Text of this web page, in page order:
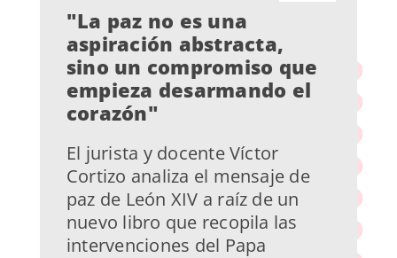
"La paz no es una
aspiración abstracta,
sino un compromiso que
empieza desarmando el
corazón"
El jurista y docente Víctor
Cortizo analiza el mensaje de
paz de León XIV a raíz de un
nuevo libro que recopila las
intervenciones del Papa